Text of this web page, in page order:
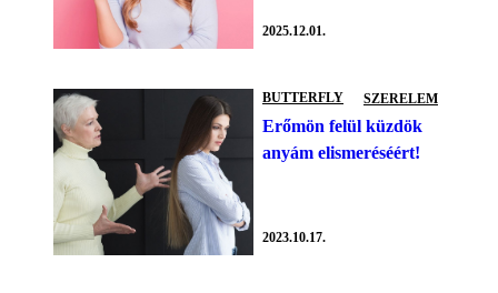
2025.12.01.
BUTTERFLY SZERELEM
Erőmön felül küzdök
anyám elismeréséért!
2023.10.17.